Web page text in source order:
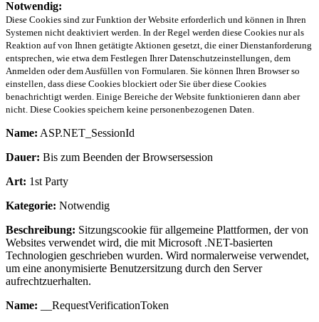
Notwendig:
Diese Cookies sind zur Funktion der Website erforderlich und können in Ihren
Systemen nicht deaktiviert werden. In der Regel werden diese Cookies nur als
Reaktion auf von Ihnen getätigte Aktionen gesetzt, die einer Dienstanforderung
entsprechen, wie etwa dem Festlegen Ihrer Datenschutzeinstellungen, dem
Anmelden oder dem Ausfüllen von Formularen. Sie können Ihren Browser so
einstellen, dass diese Cookies blockiert oder Sie über diese Cookies
benachrichtigt werden. Einige Bereiche der Website funktionieren dann aber
nicht. Diese Cookies speichern keine personenbezogenen Daten.
Name: ASP.NET_SessionId
Dauer: Bis zum Beenden der Browsersession
Art: 1st Party
Kategorie: Notwendig
Beschreibung: Sitzungscookie für allgemeine Plattformen, der von
Websites verwendet wird, die mit Microsoft .NET-basierten
Technologien geschrieben wurden. Wird normalerweise verwendet,
um eine anonymisierte Benutzersitzung durch den Server
aufrechtzuerhalten.
Name: __RequestVerificationToken